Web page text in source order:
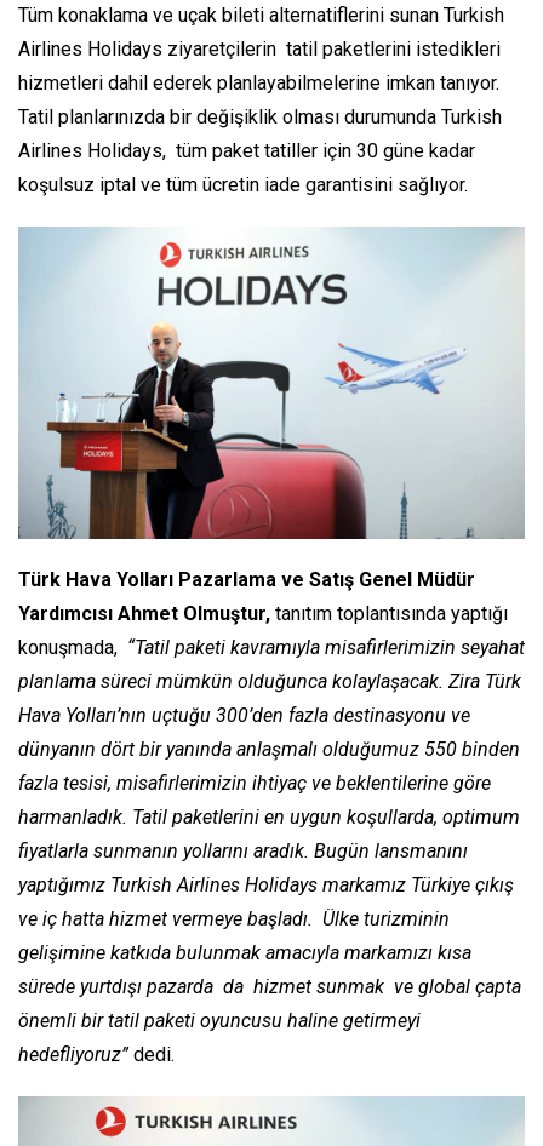
Tüm konaklama ve uçak bileti alternatiflerini sunan Turkish
Airlines Holidays ziyaretçilerin tatil paketlerini istedikleri
hizmetleri dahil ederek planlayabilmelerine imkan tanıyor.
Tatil planlarınızda bir değişiklik olması durumunda Turkish
Airlines Holidays, tüm paket tatiller için 30 güne kadar
koşulsuz iptal ve tüm ücretin iade garantisini sağlıyor.
Türk Hava Yolları Pazarlama ve Satış Genel Müdür
Yardımcısı Ahmet Olmuştur, tanıtım toplantısında yaptığı
konuşmada, “Tatil paketi kavramıyla misafirlerimizin seyahat
planlama süreci mümkün olduğunca kolaylaşacak. Zira Türk
Hava Yolları’nın uçtuğu 300’den fazla destinasyonu ve
dünyanın dört bir yanında anlaşmalı olduğumuz 550 binden
fazla tesisi, misafirlerimizin ihtiyaç ve beklentilerine göre
harmanladık. Tatil paketlerini en uygun koşullarda, optimum
fiyatlarla sunmanın yollarını aradık. Bugün lansmanını
yaptığımız Turkish Airlines Holidays markamız Türkiye çıkış
ve iç hatta hizmet vermeye başladı. Ülke turizminin
gelişimine katkıda bulunmak amacıyla markamızı kısa
sürede yurtdışı pazarda da hizmet sunmak ve global çapta
önemli bir tatil paketi oyuncusu haline getirmeyi
hedefliyoruz”dedi.